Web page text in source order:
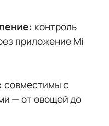
контроль
приложение Mi
совместимы с
— от овощей до